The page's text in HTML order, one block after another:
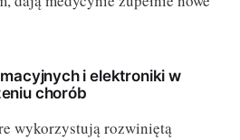
i elektroniki w
chorób
wykorzystują rozwiniętą